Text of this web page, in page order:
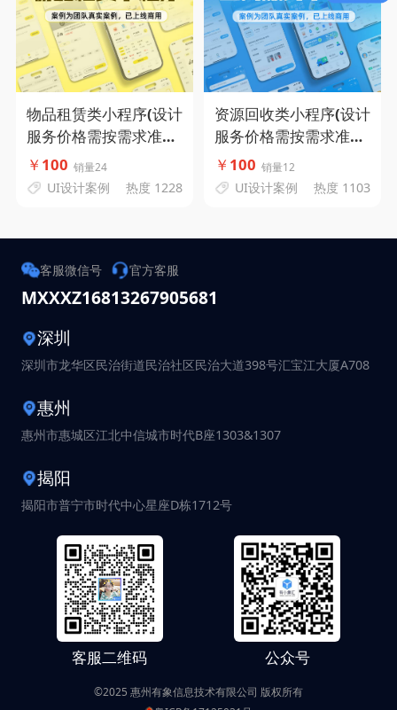
物品租赁类小程序(设计
服务价格需按需求准确
评估)-码小象源码
￥ 100 销量24
UI设计案例 热度 1228
资源回收类小程序(设计
服务价格需按需求准确
评估)-码小象源码
￥ 100 销量12
UI设计案例 热度 1103
客服微信号
MXXXZ168
官方客服
13267905681
深圳
深圳市龙华区民治街道民治社区民治大道398号汇宝江大厦A708
惠州
惠州市惠城区江北中信城市时代B座1303&1307
揭阳
揭阳市普宁市时代中心星座D栋1712号
客服二维码 公众号
©2025 惠州有象信息技术有限公司 版权所有